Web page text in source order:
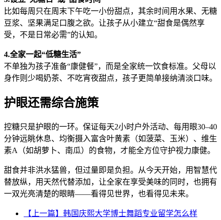
比如每周只在周末下午吃一小份甜点，其余时间用水果、无糖
豆浆、坚果满足口腹之欲。让孩子从小建立“甜食是偶然享
受，不是日常必需”的认知。
4.全家一起“低糖生活”
不单独为孩子准备“康健餐”，而是全家统一饮食标准。父母以
身作则少喝奶茶、不吃宵夜甜点，孩子更简单接纳清淡口味。
护眼还需综合施策
控糖只是护眼的一环。保证每天2小时户外活动、每用眼30–40
分钟远眺休息、均衡摄入富含叶黄素（如菠菜、玉米）、维生
素A（如胡萝卜、南瓜）的食物，才能全方位守护视力康健。
甜食并非洪水猛兽，但过量即是负担。从今天开始，用智慧代
替放纵，用天然代替添加，让全家在享受美味的同时，也拥有
一双光亮清楚的眼睛——看得见世界，也看得见未来。
【上一篇】韩国庆熙大学博士舞蹈专业留学怎么样